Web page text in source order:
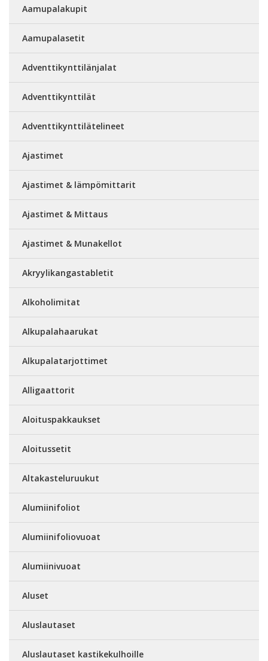
Aamupalakupit
Aamupalasetit
Adventtikynttilänjalat
Adventtikynttilät
Adventtikynttilätelineet
Ajastimet
Ajastimet & lämpömittarit
Ajastimet & Mittaus
Ajastimet & Munakellot
Akryylikangastabletit
Alkoholimitat
Alkupalahaarukat
Alkupalatarjottimet
Alligaattorit
Aloituspakkaukset
Aloitussetit
Altakasteluruukut
Alumiinifoliot
Alumiinifoliovuoat
Alumiinivuoat
Aluset
Aluslautaset
Aluslautaset kastikekulhoille